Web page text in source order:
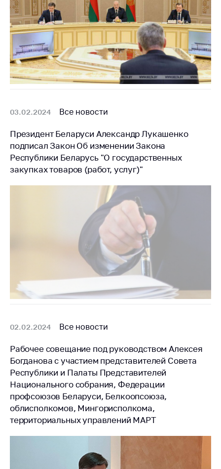
03.02.2024 Все новости
Президент Беларуси Александр Лукашенко
подписал Закон Об изменении Закона
Республики Беларусь "О государственных
закупках товаров (работ, услуг)"
02.02.2024 Все новости
Рабочее совещание под руководством Алексея
Богданова с участием представителей Совета
Республики и Палаты Представителей
Национального собрания, Федерации
профсоюзов Беларуси, Белкоопсоюза,
облисполкомов, Мингорисполкома,
территориальных управлений МАРТ